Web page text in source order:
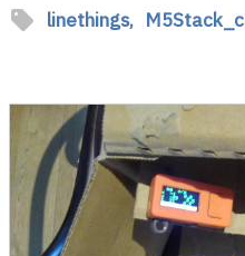
sell linethings,